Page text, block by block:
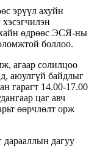
эрүүл ахуйн
өдрөөс ЭСЯ-ны
боллоо.
агаар солилцоо
аюулгүй байдлыг
гарагт 14.00-17.00
цаг авч
өөрчлөлт орж
дагуу